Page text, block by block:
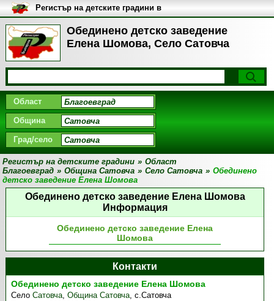
Обединено детско заведение
Елена Шомова, Село Сатовча
Регистър на детските градини в
България
Област
Община
Град/село
Регистър на детските градини » Област
Благоевград » Община Сатовча » Село Сатовча » Обединено
детско заведение Елена Шомова
Обединено детско заведение Елена Шомова
Информация
Обединено детско заведение Елена
Шомова
Контакти
Обединено детско заведение Елена Шомова
СелоСатовча,Община Сатовча,с.Сатовча